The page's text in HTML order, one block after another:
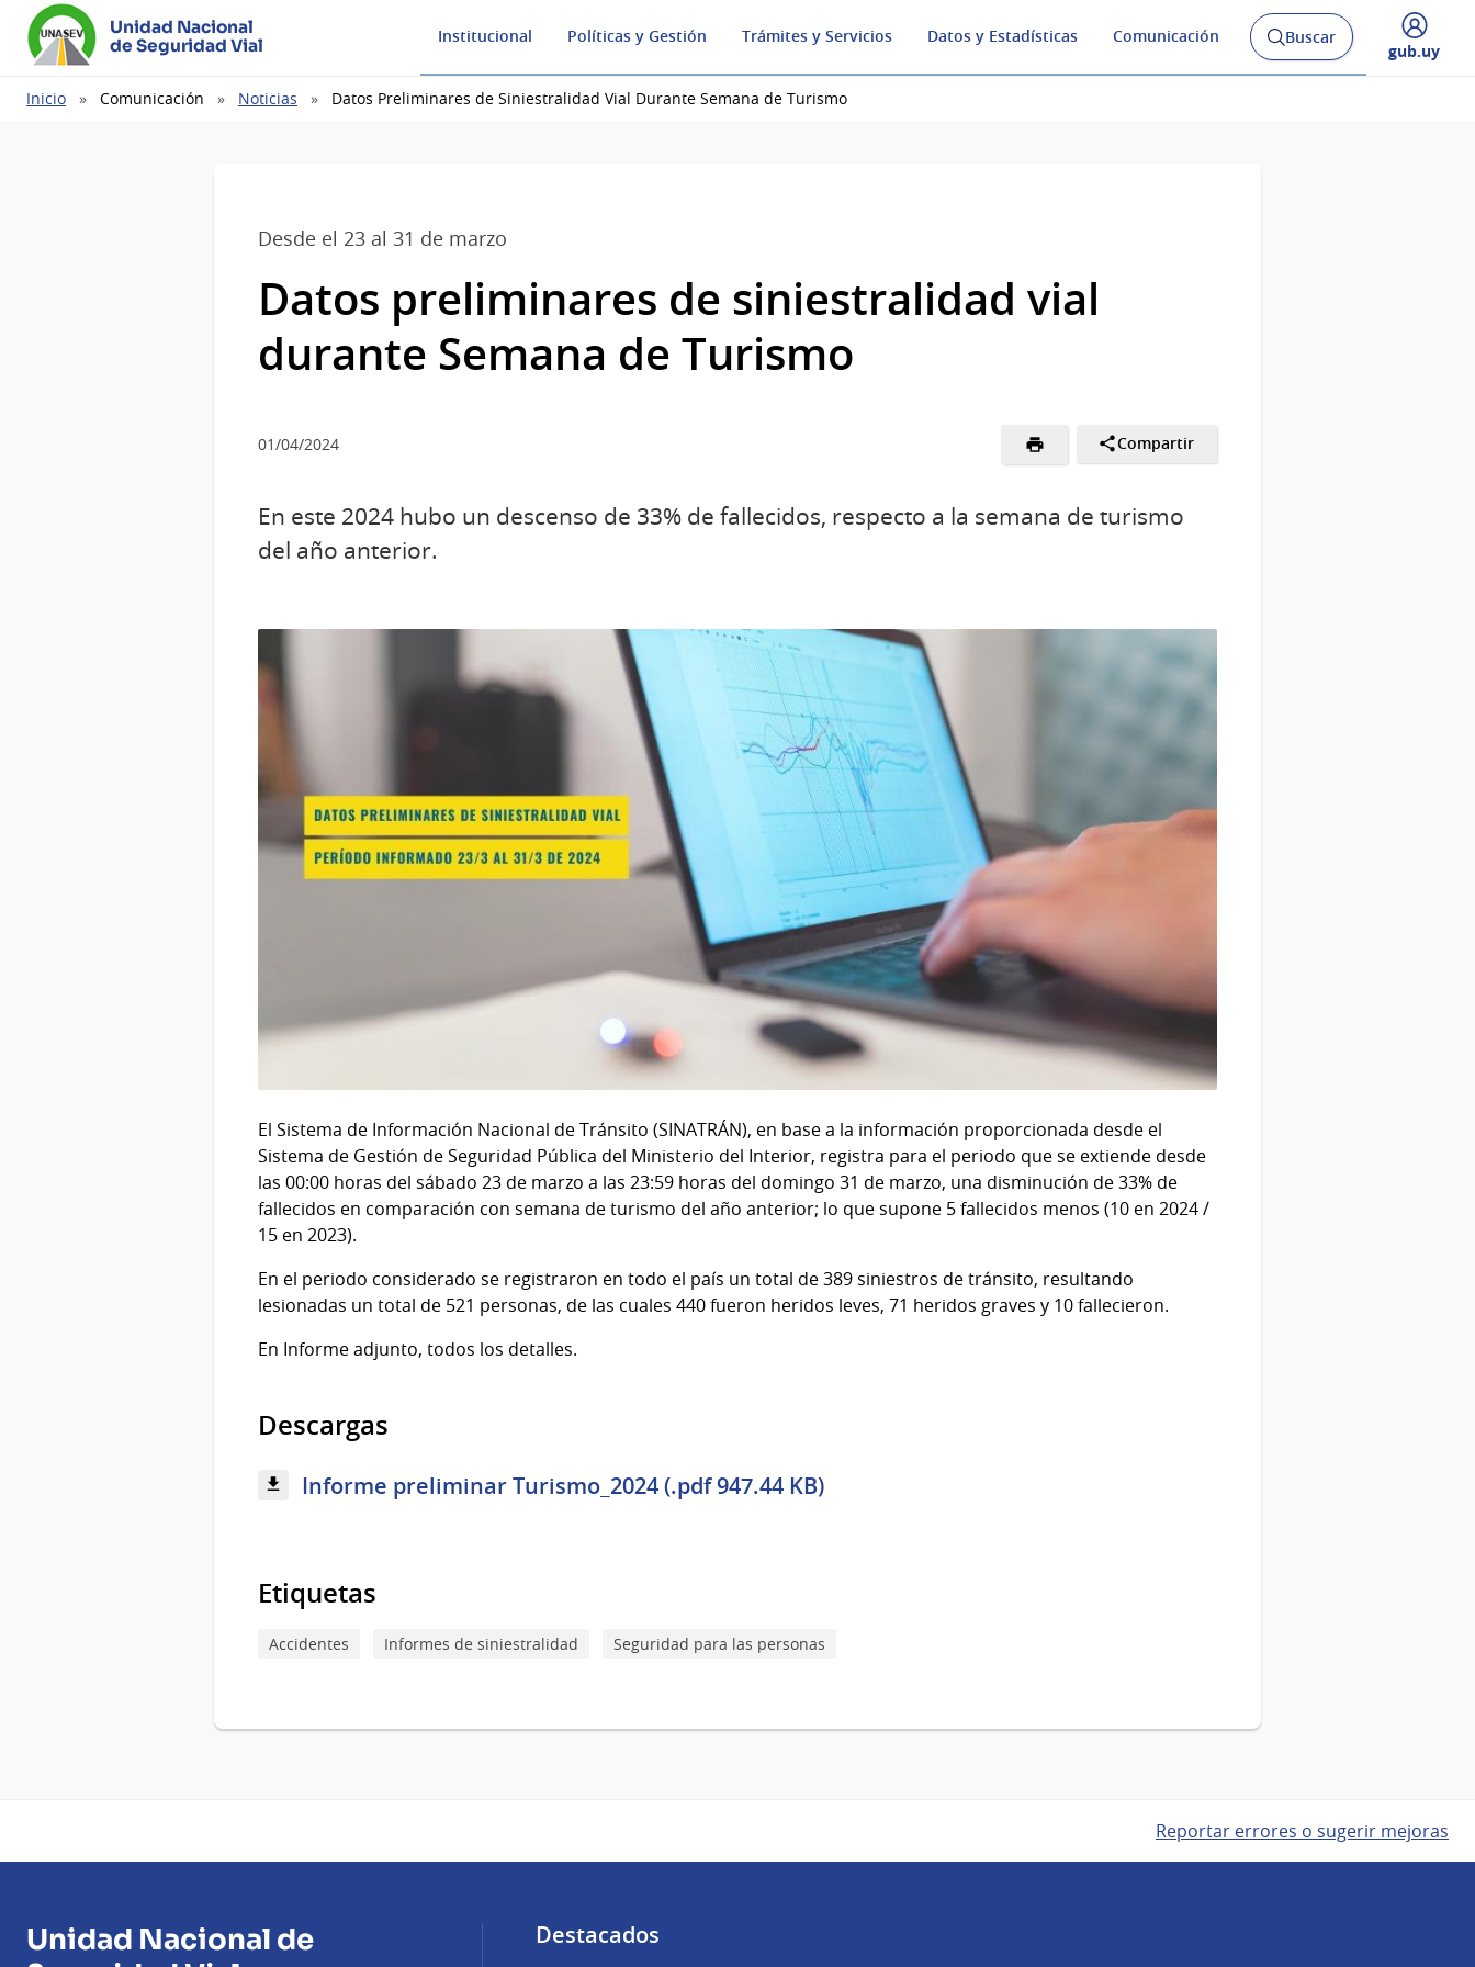
Unidad Nacional
de Seguridad Vial
Institucional Políticas y Gestión Trámites y Servicios Datos y Estadísticas Comunicación
Abrir
buscador
Buscar
Desplegar
gub.uy
Ruta
Inicio Comunicación Noticias Datos Preliminares de Siniestralidad Vial Durante Semana de Turismo
Desde el 23 al 31 de marzo
Datos preliminares de siniestralidad vial
durante Semana de Turismo
01/04/2024 Compartir
En este 2024 hubo un descenso de 33% de fallecidos, respecto a la semana de turismo
del año anterior.
El Sistema de Información Nacional de Tránsito (SINATRÁN), en base a la información proporcionada desde el
Sistema de Gestión de Seguridad Pública del Ministerio del Interior, registra para el periodo que se extiende desde
las 00:00 horas del sábado 23 de marzo a las 23:59 horas del domingo 31 de marzo, una disminución de 33% de
fallecidos en comparación con semana de turismo del año anterior; lo que supone 5 fallecidos menos (10 en 2024 /
15 en 2023).
En el periodo considerado se registraron en todo el país un total de 389 siniestros de tránsito, resultando
lesionadas un total de 521 personas, de las cuales 440 fueron heridos leves, 71 heridos graves y 10 fallecieron.
En Informe adjunto, todos los detalles.
Descargas
Informe preliminar Turismo_2024 (.pdf 947.44 KB)
Etiquetas
Accidentes Informes de siniestralidad Seguridad para las personas
Reportar errores o sugerir mejoras
Unidad Nacional de
Destacados